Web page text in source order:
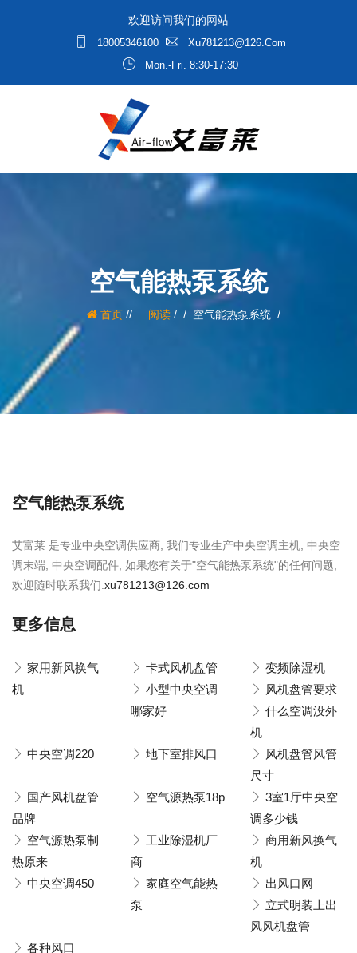
欢迎访问我们的网站
18005346100
Xu781213@126.com
Mon.-Fri. 8:30-17:30
空气能热泵系统
首页/ 阅读/ 空气能热泵系统
空气能热泵系统
艾富莱 是专业中央空调供应商, 我们专业生产中央空调主机, 中央空
调末端, 中央空调配件, 如果您有关于"空气能热泵系统"的任何问题,
欢迎随时联系我们. xu781213@126.com
更多信息
家用新风换气
机
卡式风机盘管
变频除湿机
小型中央空调
哪家好
风机盘管要求
什么空调没外
机
中央空调220
地下室排风口
风机盘管风管
尺寸
国产风机盘管
品牌
空气源热泵18p
3室1厅中央空
调多少钱
空气源热泵制
热原来
工业除湿机厂
商
商用新风换气
机
中央空调450
家庭空气能热
泵
出风口网
立式明装上出
风风机盘管
各种风口